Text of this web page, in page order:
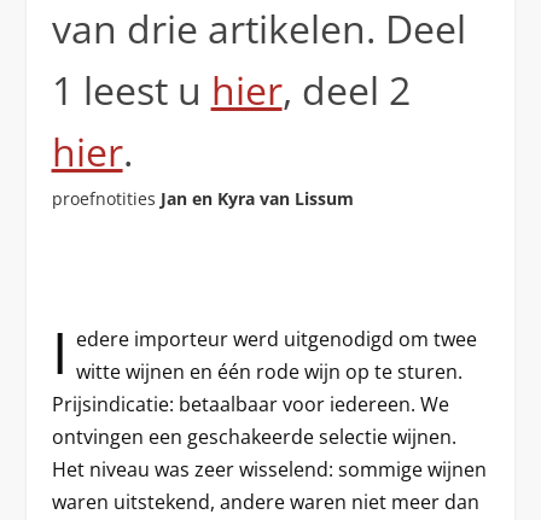
van drie artikelen. Deel
1 leest u hier, deel 2
hier.
proefnotities Jan en Kyra van Lissum
I edere importeur werd uitgenodigd om twee
witte wijnen en één rode wijn op te sturen.
Prijsindicatie: betaalbaar voor iedereen. We
ontvingen een geschakeerde selectie wijnen.
Het niveau was zeer wisselend: sommige wijnen
waren uitstekend, andere waren niet meer dan